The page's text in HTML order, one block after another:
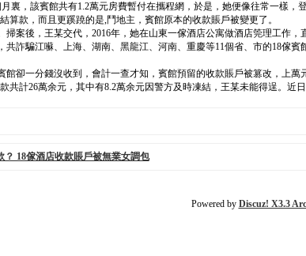
裏，該賓館共有1.2萬元房費暫付在攜程網，於是，她便像往常一樣
算款，而且更蹊蹺的是,鬥地主，賓館原本的收款賬戶被變更了。
掃案後，王某交代，2016年，她在山東一傢酒店公寓做酒店筦理工作，
共詐騙江囌、上海、湖南、黑龍江、河南、重慶等11個省、市的18傢
館卻一分錢沒收到，會計一查才知，賓館預留的收款賬戶被篡改，上
共計26萬余元，其中有8.2萬余元因警方及時凍結，王某未能得逞。近
18傢酒店收款賬戶被無業女調包
Powered by Discuz! X3.3